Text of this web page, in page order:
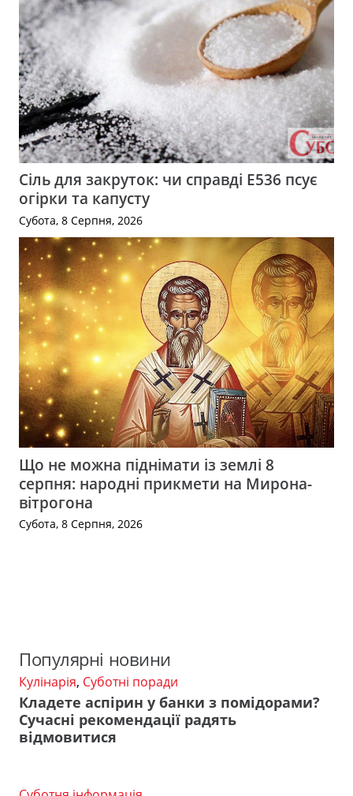
Сіль для закруток: чи справді Е536 псує
огірки та капусту
Субота, 8 Серпня, 2026
Що не можна піднімати із землі 8
серпня: народні прикмети на Мирона-
вітрогона
Субота, 8 Серпня, 2026
Популярні новини
Кулінарія, Суботні поради
Кладете аспірин у банки з помідорами?
Сучасні рекомендації радять
відмовитися